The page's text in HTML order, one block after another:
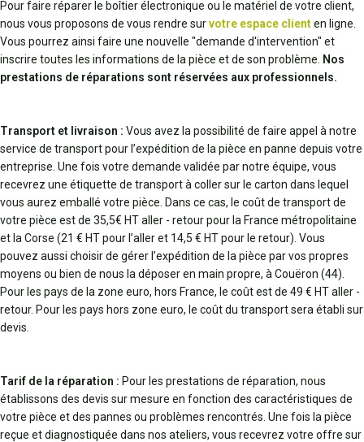
Pour faire réparer le boîtier électronique ou le matériel de votre client,
nous vous proposons de vous rendre survotre espace clienten ligne.
Vous pourrez ainsi faire une nouvelle "demande d'intervention" et
inscrire toutes les informations de la pièce et de son problème. Nos
prestations de réparations sont réservées aux professionnels.
Transport et livraison : Vous avez la possibilité de faire appel à notre
service de transport pour l’expédition de la pièce en panne depuis votre
entreprise. Une fois votre demande validée par notre équipe, vous
recevrez une étiquette de transport à coller sur le carton dans lequel
vous aurez emballé votre pièce. Dans ce cas, le coût de transport de
votre pièce est de 35,5€ HT aller - retour pour la France métropolitaine
et la Corse (21 € HT pour l’aller et 14,5 € HT pour le retour). Vous
pouvez aussi choisir de gérer l’expédition de la pièce par vos propres
moyens ou bien de nous la déposer en main propre, à Couëron (44).
Pour les pays de la zone euro, hors France, le coût est de 49 € HT aller -
retour. Pour les pays hors zone euro, le coût du transport sera établi sur
devis.
Tarif de la réparation : Pour les prestations de réparation, nous
établissons des devis sur mesure en fonction des caractéristiques de
votre pièce et des pannes ou problèmes rencontrés. Une fois la pièce
reçue et diagnostiquée dans nos ateliers, vous recevrez votre offre sur